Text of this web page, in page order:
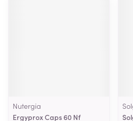
Nutergia
Ergyprox Caps 60 Nf